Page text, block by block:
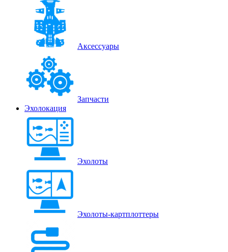
Аксессуары
Запчасти
Эхолокация
Эхолоты
Эхолоты-картплоттеры